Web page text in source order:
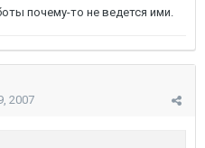
почему-то не ведется ими.
2007